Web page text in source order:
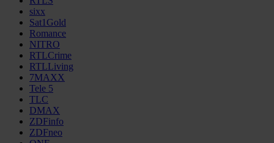
sixx
Sat1Gold
Romance
NITRO
RTLCrime
RTLLiving
7MAXX
Tele 5
TLC
DMAX
ZDFinfo
ZDFneo